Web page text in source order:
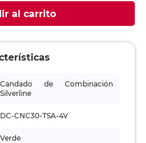
al carrito
Candado de Combinación
Silverline
DC-CNC30-TSA-4V
Verde